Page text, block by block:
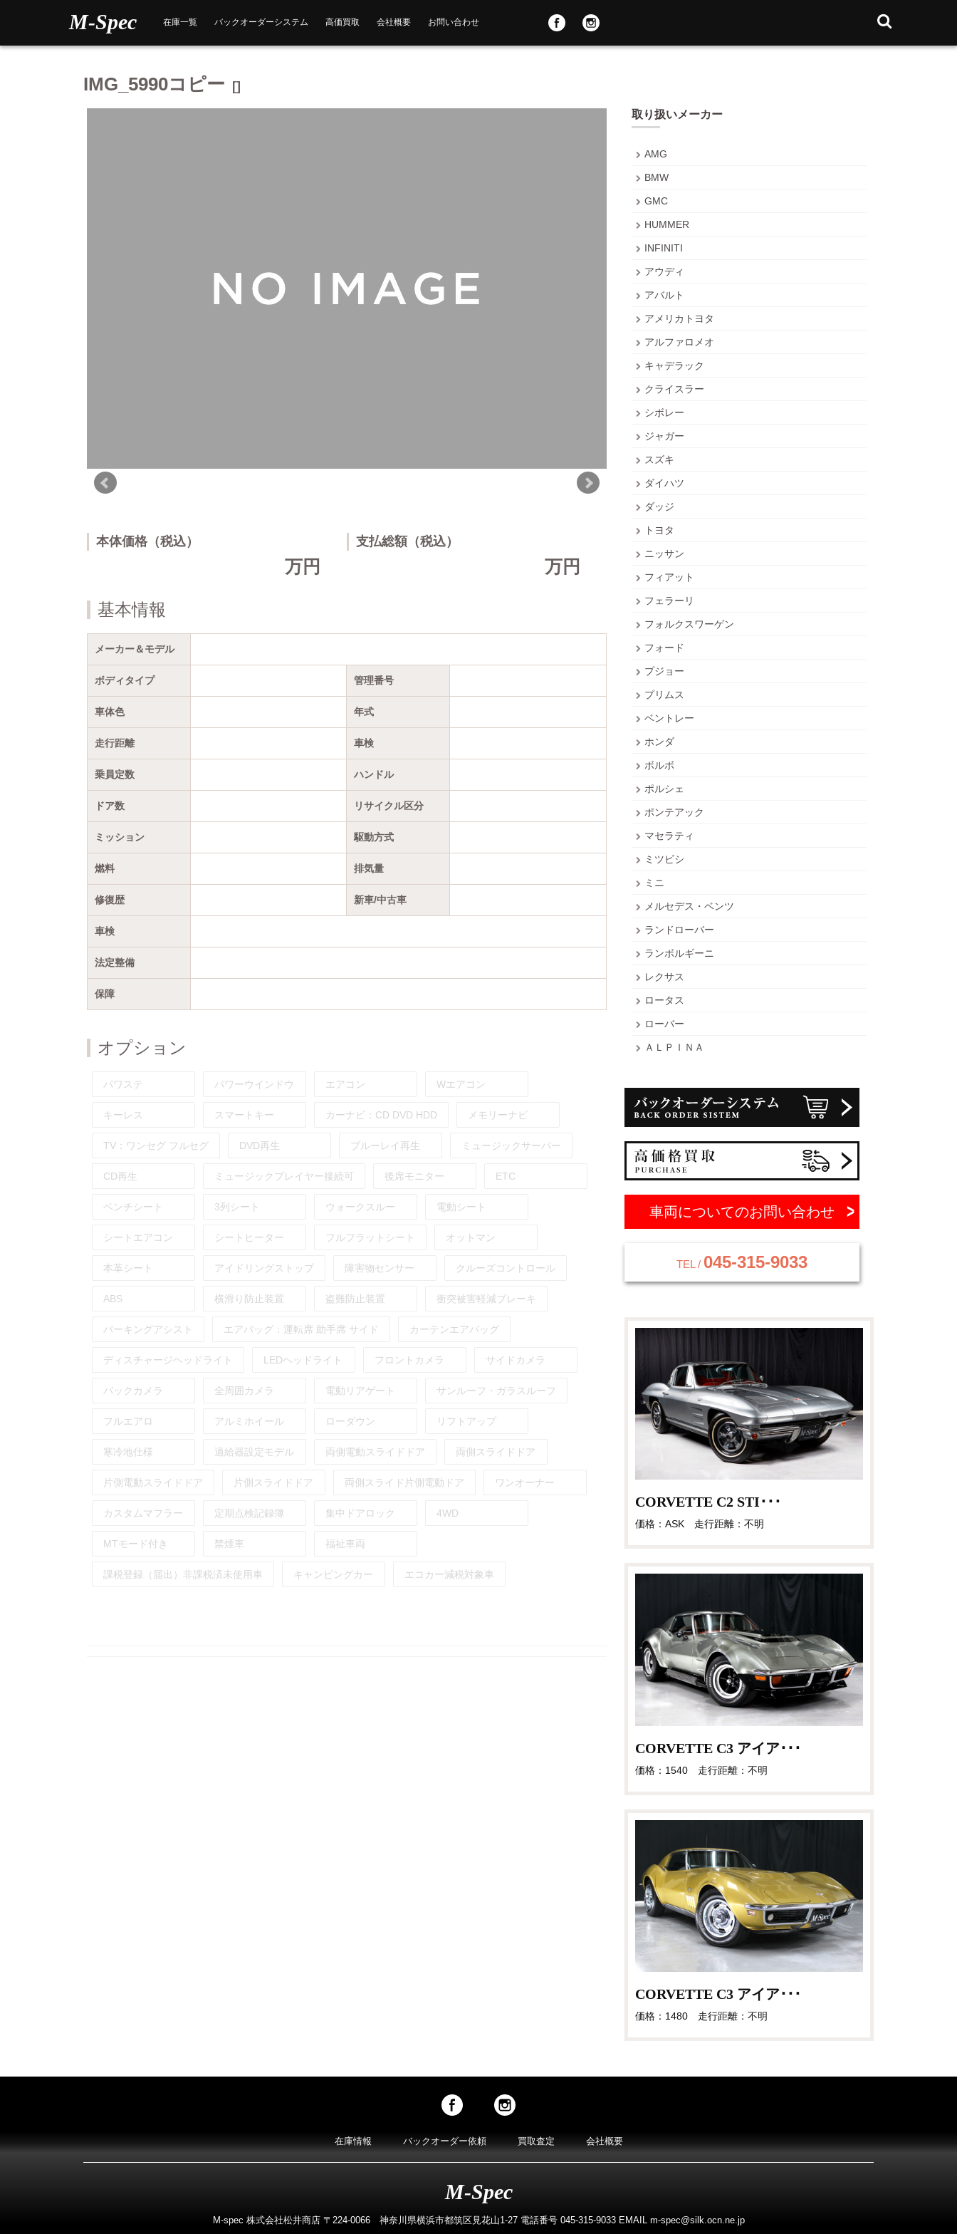
M-Spec 在庫一覧 バックオーダーシステム 高価買取 会社概要 お問い合わせ
IMG_5990コピー []
本体価格（税込）
万円
支払総額（税込）
万円
基本情報
メーカー＆モデル
ボディタイプ 管理番号
車体色 年式
走行距離 車検
乗員定数 ハンドル
ドア数 リサイクル区分
ミッション 駆動方式
燃料 排気量
修復歴 新車/中古車
車検
法定整備
保障
オプション
パワステ パワーウインドウ エアコン Wエアコン
キーレス スマートキー カーナビ： CD DVD HDD メモリーナビ
TV： ワンセグ フルセグ DVD再生 ブルーレイ再生 ミュージックサーバー
CD再生 ミュージックプレイヤー接続可 後席モニター ETC
ベンチシート 3列シート ウォークスルー 電動シート
シートエアコン シートヒーター フルフラットシート オットマン
本革シート アイドリングストップ 障害物センサー クルーズコントロール
ABS 横滑り防止装置 盗難防止装置 衝突被害軽減ブレーキ
パーキングアシスト エアバッグ： 運転席 助手席 サイド カーテンエアバッグ
ディスチャージヘッドライト LEDヘッドライト フロントカメラ サイドカメラ
バックカメラ 全周囲カメラ 電動リアゲート サンルーフ・ガラスルーフ
フルエアロ アルミホイール ローダウン リフトアップ
寒冷地仕様 過給器設定モデル 両側電動スライドドア 両側スライドドア
片側電動スライドドア 片側スライドドア 両側スライド片側電動ドア ワンオーナー
カスタムマフラー 定期点検記録簿 集中ドアロック 4WD
MTモード付き 禁煙車 福祉車両
課税登録（届出）非課税済未使用車 キャンピングカー エコカー減税対象車
取り扱いメーカー
AMG
BMW
GMC
HUMMER
INFINITI
アウディ
アバルト
アメリカトヨタ
アルファロメオ
キャデラック
クライスラー
シボレー
ジャガー
スズキ
ダイハツ
ダッジ
トヨタ
ニッサン
フィアット
フェラーリ
フォルクスワーゲン
フォード
プジョー
プリムス
ベントレー
ホンダ
ボルボ
ポルシェ
ポンテアック
マセラティ
ミツビシ
ミニ
メルセデス・ベンツ
ランドローバー
ランボルギーニ
レクサス
ロータス
ローバー
ＡＬＰＩＮＡ
車両についてのお問い合わせ
TEL / 045-315-9033
CORVETTE C2 STI･･･
価格：ASK 走行距離：不明
CORVETTE C3 アイア･･･
価格：1540 走行距離：不明
CORVETTE C3 アイア･･･
価格：1480 走行距離：不明
在庫情報 バックオーダー依頼 買取査定 会社概要
M-Spec
M-spec 株式会社松井商店 〒224-0066 神奈川県横浜市都筑区見花山1-27 電話番号 045-315-9033 EMAIL m-spec@silk.ocn.ne.jp